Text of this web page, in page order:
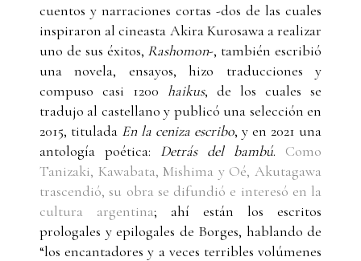
cuentos y narraciones cortas -dos de las cuales
inspiraron al cineasta Akira Kurosawa a realizar
uno de sus éxitos, Rashomon-, también escribió
una novela, ensayos, hizo traducciones y
compuso casi 1200 haikus, de los cuales se
tradujo al castellano y publicó una selección en
2015, titulada En la ceniza escribo, y en 2021 una
antología poética: Detrás del bambú. Como
Tanizaki, Kawabata, Mishima y Oé, Akutagawa
trascendió, su obra se difundió e interesó en la
cultura argentina; ahí están los escritos
prologales y epilogales de Borges, hablando de
“los encantadores y a veces terribles volúmenes